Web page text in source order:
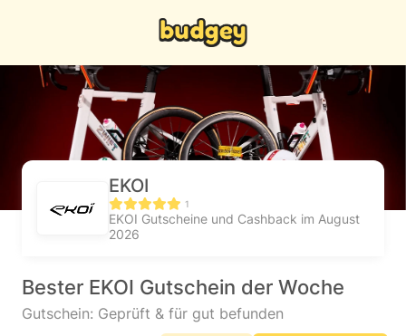
EKOI
1
EKOI Gutscheine und Cashback im August
2026
Bester EKOI Gutschein der Woche
Gutschein: Geprüft & für gut befunden